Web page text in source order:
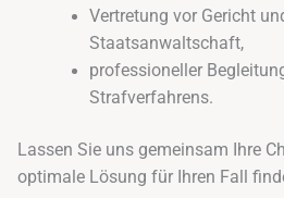
Vertretung vor Gericht
Staatsanwaltschaft,
professioneller
Strafverfahrens.
Lassen Sie uns gemeinsam Ihre
optimale Lösung für Ihren Fall